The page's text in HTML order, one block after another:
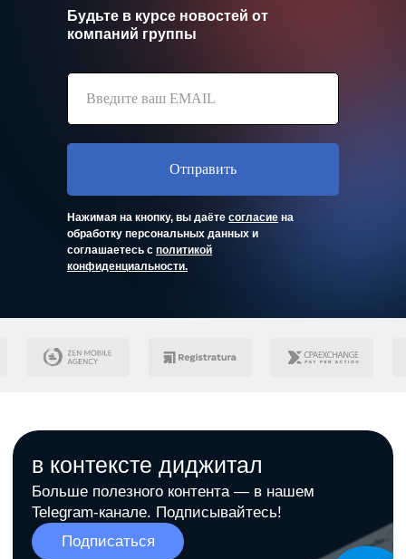
Будьте в курсе новостей от
компаний группы
Отправить
Нажимая на кнопку, вы даёте согласие на
обработку персональных данных и
соглашаетесь с политикой
конфиденциальности.